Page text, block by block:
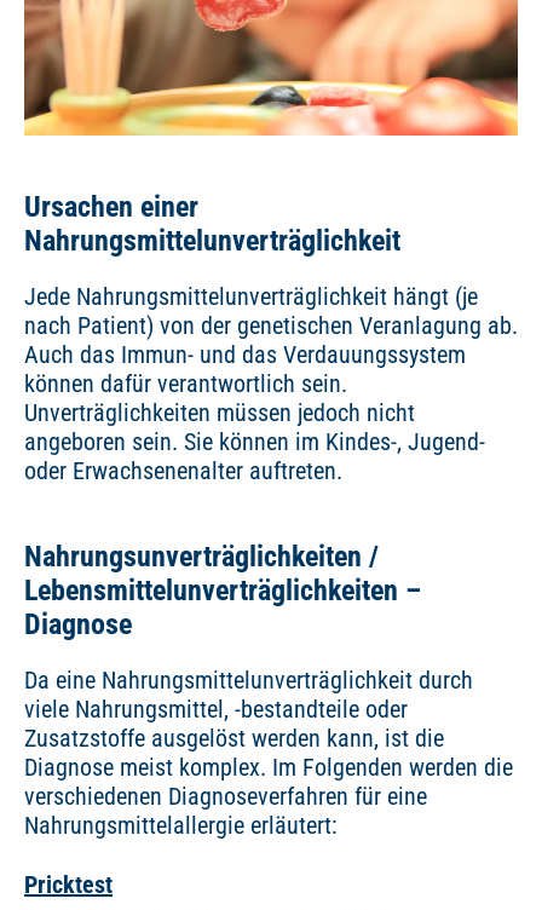
Ursachen einer
Nahrungsmittelunverträglichkeit
Jede Nahrungsmittelunverträglichkeit hängt (je
nach Patient) von der genetischen Veranlagung ab.
Auch das Immun- und das Verdauungssystem
können dafür verantwortlich sein.
Unverträglichkeiten müssen jedoch nicht
angeboren sein. Sie können im Kindes-, Jugend-
oder Erwachsenenalter auftreten.
Nahrungsunverträglichkeiten /
Lebensmittelunverträglichkeiten –
Diagnose
Da eine Nahrungsmittelunverträglichkeit durch
viele Nahrungsmittel, -bestandteile oder
Zusatzstoffe ausgelöst werden kann, ist die
Diagnose meist komplex. Im Folgenden werden die
verschiedenen Diagnoseverfahren für eine
Nahrungsmittelallergie erläutert:
Pricktest